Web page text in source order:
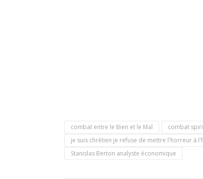
combat entre le Bien et le Mal combat
je suis chrétien je refuse de mettre l'horreur à
Stanislas Berton analyste économique